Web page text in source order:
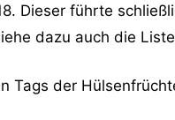
Dieser führte
dazu auch die
Tags der